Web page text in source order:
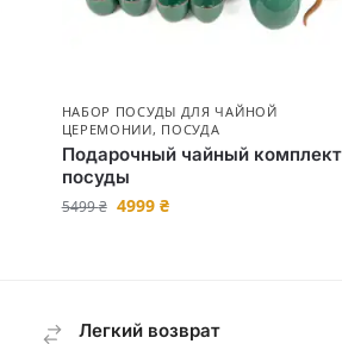
НАБОР ПОСУДЫ ДЛЯ ЧАЙНОЙ
ЦЕРЕМОНИИ, ПОСУДА
Подарочный чайный комплект
посуды
5499₴ 4999 ₴
Легкий возврат